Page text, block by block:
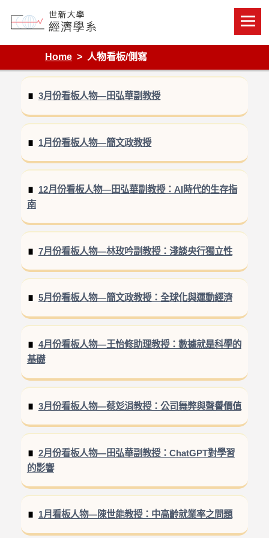
content
Department of Economics, Shih Hsin University
Home
人物看板/側寫
3月份看板人物—田弘華副教授
1月份看板人物—簡文政教授
12月份看板人物—田弘華副教授：AI時代的生存指
南
7月份看板人物—林玫吟副教授：淺談央行獨立性
5月份看板人物—簡文政教授：全球化與運動經濟
4月份看板人物—王怡修助理教授：數據就是科學的
基礎
3月份看板人物—蔡彣涓教授：公司舞弊與聲譽價值
2月份看板人物—田弘華副教授：ChatGPT對學習
的影響
1月看板人物—陳世能教授：中高齡就業率之問題